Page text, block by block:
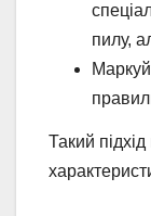
пилу,
Такий